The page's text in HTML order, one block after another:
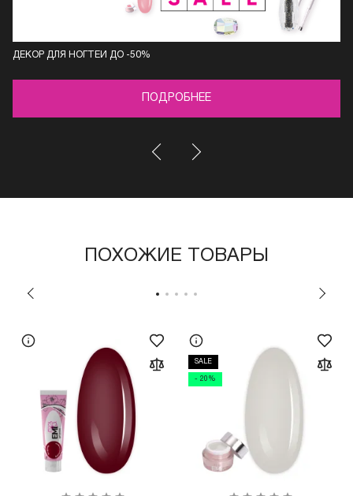
ДЕКОР ДЛЯ НОГТЕЙ ДО -50%
ПОДРОБНЕЕ
ПОХОЖИЕ ТОВАРЫ
SALE
- 20%